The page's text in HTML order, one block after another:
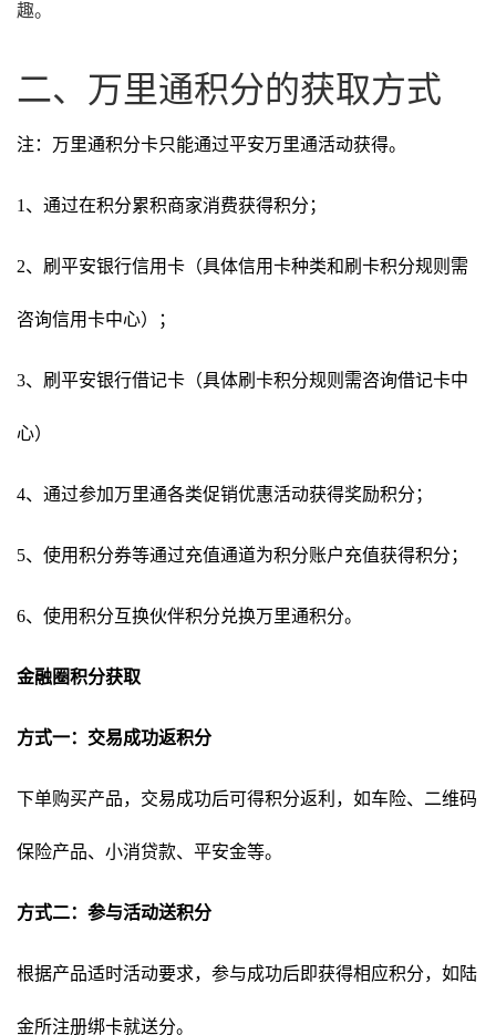
趣。
二、万里通积分的获取方式
注：万里通积分卡只能通过平安万里通活动获得。
1、通过在积分累积商家消费获得积分；
2、刷平安银行信用卡（具体信用卡种类和刷卡积分规则需
咨询信用卡中心）；
3、刷平安银行借记卡（具体刷卡积分规则需咨询借记卡中
心）
4、通过参加万里通各类促销优惠活动获得奖励积分；
5、使用积分券等通过充值通道为积分账户充值获得积分；
6、使用积分互换伙伴积分兑换万里通积分。
金融圈积分获取
方式一：交易成功返积分
下单购买产品，交易成功后可得积分返利，如车险、二维码
保险产品、小消贷款、平安金等。
方式二：参与活动送积分
根据产品适时活动要求，参与成功后即获得相应积分，如陆
金所注册绑卡就送分。